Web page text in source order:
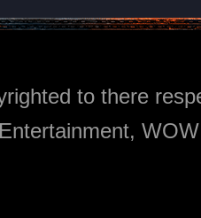
to there